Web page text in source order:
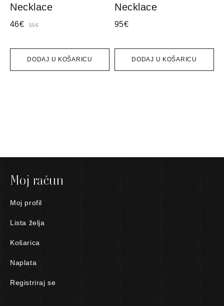
DODAJ U KOŠARICU
Necklace
55€
46€
DODAJ U KOŠARICU
Necklace
95€
Moj račun
Moj profil
Lista želja
Košarica
Naplata
Registriraj se